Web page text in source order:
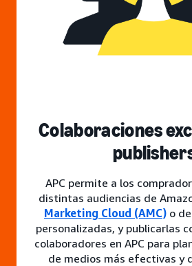
Colaboraciones
APC permite a los
distintas audiencias de
Marketing Cloud (AMC) o
personalizadas, y publicarlas
colaboradores en APC para
de medios más efectivas y